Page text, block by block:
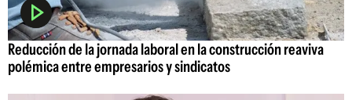
Reducción de la jornada laboral en la construcción reaviva
polémica entre empresarios y sindicatos